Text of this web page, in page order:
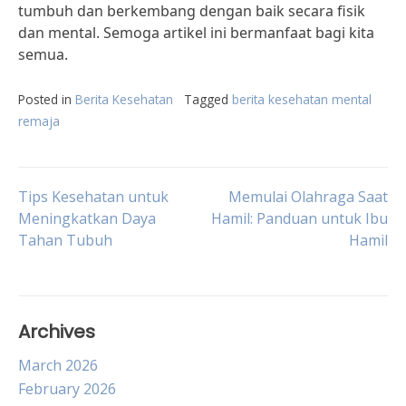
tumbuh dan berkembang dengan baik secara fisik
dan mental. Semoga artikel ini bermanfaat bagi kita
semua.
Posted in Berita Kesehatan Tagged berita kesehatan mental
remaja
Post
navigation
Tips Kesehatan untuk
Meningkatkan Daya
Tahan Tubuh
Memulai Olahraga Saat
Hamil: Panduan untuk Ibu
Hamil
Archives
March 2026
February 2026